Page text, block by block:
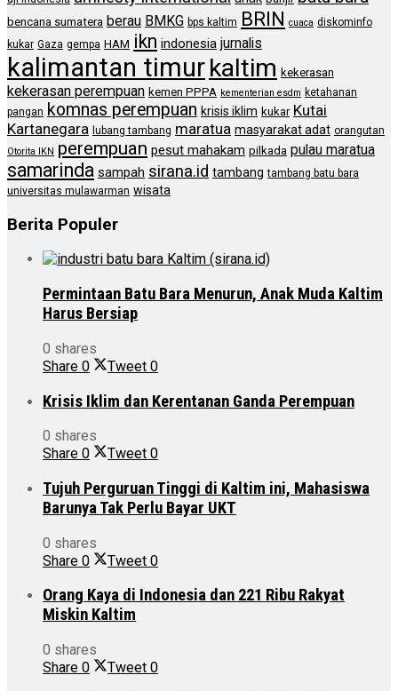
bencana sumatera berau BMKG bps kaltim BRIN cuaca diskominfo
kukar Gaza gempa HAM ikn indonesia jurnalis
kalimantan timurkaltim kekerasan
kekerasan perempuan kemen PPPA kementerian esdm ketahanan
pangan komnas perempuan krisis iklim kukar Kutai
Kartanegara lubang tambang maratua masyarakat adat orangutan
Otorita IKN perempuan pesut mahakam pilkada pulau maratua
samarinda sampah sirana.id tambang tambang batu bara
universitas mulawarman wisata
Berita Populer
Permintaan Batu Bara Menurun, Anak Muda Kaltim
Harus Bersiap
0 shares
Share 0 Tweet 0
Krisis Iklim dan Kerentanan Ganda Perempuan
0 shares
Share 0 Tweet 0
Tujuh Perguruan Tinggi di Kaltim ini, Mahasiswa
Barunya Tak Perlu Bayar UKT
0 shares
Share 0 Tweet 0
Orang Kaya di Indonesia dan 221 Ribu Rakyat
Miskin Kaltim
0 shares
Share 0 Tweet 0